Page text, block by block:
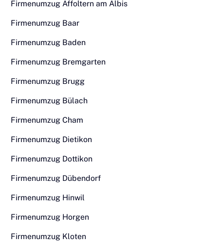
Firmenumzug Affoltern am Albis
Firmenumzug Baar
Firmenumzug Baden
Firmenumzug Bremgarten
Firmenumzug Brugg
Firmenumzug Bülach
Firmenumzug Cham
Firmenumzug Dietikon
Firmenumzug Dottikon
Firmenumzug Dübendorf
Firmenumzug Hinwil
Firmenumzug Horgen
Firmenumzug Kloten